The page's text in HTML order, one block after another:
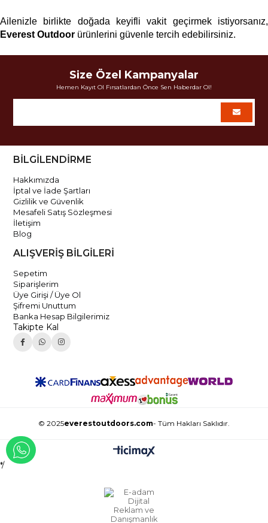
Everest Outdoor ürünlerini güvenle tercih edebilirsiniz.
Size Özel Kampanyalar
Hemen Kayıt Ol Fırsatlardan Önce Sen Haberdar Ol!
BİLGİLENDİRME
Hakkımızda
İptal ve İade Şartları
Gizlilik ve Güvenlik
Mesafeli Satış Sözleşmesi
İletişim
Blog
ALIŞVERİŞ BİLGİLERİ
Sepetim
Siparişlerim
Üye Girişi / Üye Ol
Şifremi Unuttum
Banka Hesap Bilgilerimiz
Takipte Kal
© 2025everestoutdoors.com- Tüm Hakları Saklıdır.
*/
WHATSAPP İLE İLETİŞİME GEÇ